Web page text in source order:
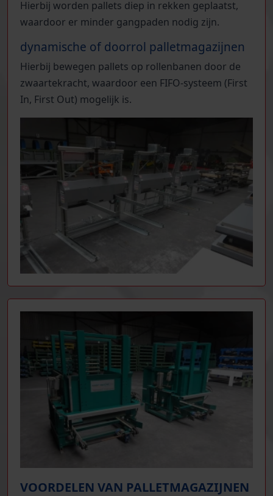
Hierbij worden pallets diep in rekken geplaatst,
waardoor er minder gangpaden nodig zijn.
dynamische of doorrol palletmagazijnen
Hierbij bewegen pallets op rollenbanen door de
zwaartekracht, waardoor een FIFO-systeem (First
In, First Out) mogelijk is.
VOORDELEN VAN PALLETMAGAZIJNEN